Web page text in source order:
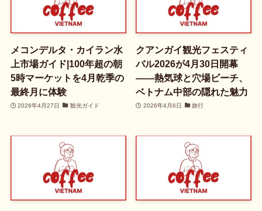
メコンデルタ・カイラン水
上市場ガイド|100年超の朝
5時マーケットを4月乾季の
最終月に体験
2026年4月27日 観光ガイド
クアンガイ観光フェスティ
バル2026が4月30日開幕
——熱気球と穴場ビーチ、
ベトナム中部の隠れた魅力
2026年4月6日 旅行